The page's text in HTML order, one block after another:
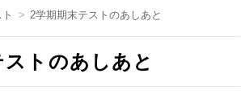
2学期期末テストのあしあと
トのあしあと